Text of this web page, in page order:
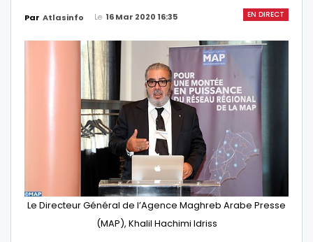
EN DIRECT
Par Atlasinfo Le 16 Mar 2020 16:35
Le Directeur Général de l’Agence Maghreb Arabe Presse
(MAP), Khalil Hachimi Idriss